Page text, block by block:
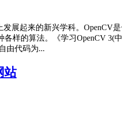
展起来的新兴学科。
样的算法。《学习OpenCV 3(
由代码为...
站